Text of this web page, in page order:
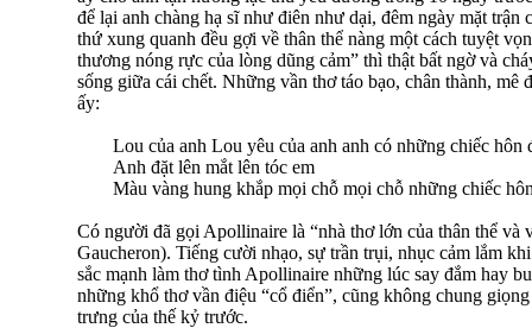
để lại anh chàng hạ sĩ như điên như dại, đêm ngày mặt
thứ xung quanh đều gợi về thân thể nàng một cách tuyệt
thương nóng rực của lòng dũng cảm” thì thật bất ngờ và
sống giữa cái chết. Những vần thơ táo bạo, chân thành, mê
ấy:
Lou của anh Lou yêu của anh anh có những chiếc hôn
Anh đặt lên mắt lên tóc em
Màu vàng hung khắp mọi chỗ mọi chỗ những chiếc
Có người đã gọi Apollinaire là “nhà thơ lớn của thân thể và
Gaucheron). Tiếng cười nhạo, sự trần trụi, nhục cảm lắm
sắc mạnh làm thơ tình Apollinaire những lúc say đắm hay
những khổ thơ vần điệu “cổ điển”, cũng không chung
trưng của thế kỷ trước.